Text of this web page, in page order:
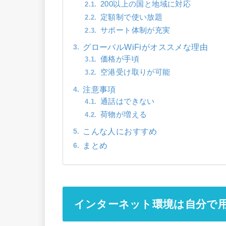
200以上の国と地域に対応
定額制で使い放題
サポート体制が充実
グローバルWiFiがオススメな理由
価格が手頃
空港受け取りが可能
注意事項
通話はできない
荷物が増える
こんな人におすすめ
まとめ
インターネット環境は自分で